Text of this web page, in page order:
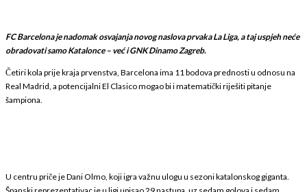
FC Barcelona je nadomak osvajanja novog naslova prvaka La Liga, a taj uspjeh neće
obradovati samo Katalonce – već i GNK Dinamo Zagreb.
Četiri kola prije kraja prvenstva, Barcelona ima 11 bodova prednosti u odnosu na
Real Madrid, a potencijalni El Clasico mogao bi i matematički riješiti pitanje
šampiona.
U centru priče je Dani Olmo, koji igra važnu ulogu u sezoni katalonskog giganta.